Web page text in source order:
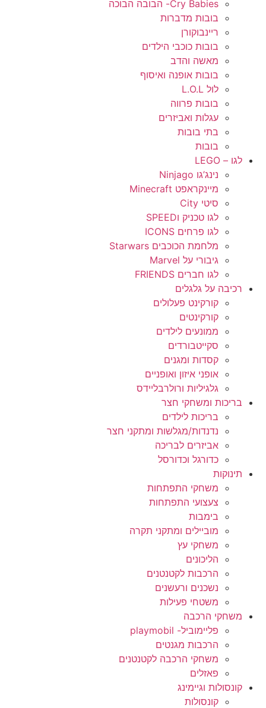
Cry Babies- הבובה הבוכה
בובות מדברות
ריינבוקורן
בובות כוכבי הילדים
מאשה והדב
בובות אופנה ואיסוף
לול L.O.L
בובות פרווה
עגלות ואביזרים
בתי בובות
בובות
לגו – LEGO
נינג’גו Ninjago
מיינקראפט Minecraft
סיטי City
לגו טכניק וSPEED
לגו פרחים ICONS
מלחמת הכוכבים Starwars
גיבורי על Marvel
לגו חברים FRIENDS
רכיבה על גלגלים
קורקינט פעלולים
קורקינטים
ממונעים לילדים
סקייטבורדים
קסדות ומגנים
אופני איזון ואופניים
גלגיליות ורולרבליידס
בריכות ומשחקי חצר
בריכות לילדים
נדנדות/מגלשות ומתקני חצר
אביזרים לבריכה
כדורגל וכדורסל
תינוקות
משחקי התפתחות
צעצועי התפתחות
בימבות
מוביילים ומתקני תקרה
משחקי עץ
הליכונים
הרכבות לקטנטנים
נשכנים ורעשנים
משטחי פעילות
משחקי הרכבה
פליימוביל- playmobil
הרכבות מגנטים
משחקי הרכבה לקטנטנים
פאזלים
קונסולות וגיימינג
קונסולות